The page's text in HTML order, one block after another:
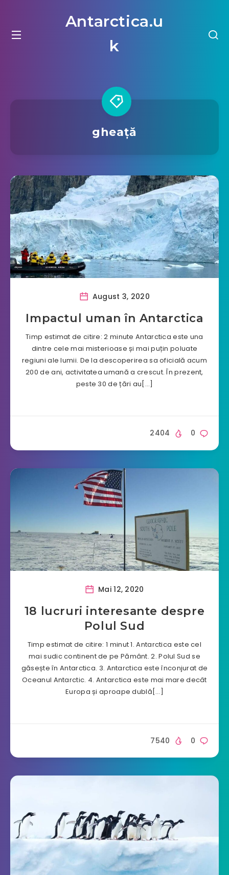
Antarctica.u
k
gheață
August 3, 2020
Impactul uman în Antarctica
Timp estimat de citire: 2 minute Antarctica este una
dintre cele mai misterioase și mai puțin poluate
regiuni ale lumii. De la descoperirea sa oficială acum
200 de ani, activitatea umană a crescut. În prezent,
peste 30 de țări au[…]
0
2404
Mai 12, 2020
18 lucruri interesante despre
Polul Sud
Timp estimat de citire: 1 minut 1. Antarctica este cel
mai sudic continent de pe Pământ. 2. Polul Sud se
găsește în Antarctica. 3. Antarctica este înconjurat de
Oceanul Antarctic. 4. Antarctica este mai mare decât
Europa și aproape dublă[…]
0
7540